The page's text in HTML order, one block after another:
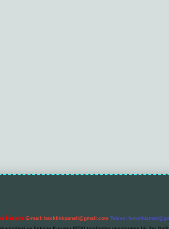
İletişim: E-mail: backlinkpaneli@gmail.com Teams: